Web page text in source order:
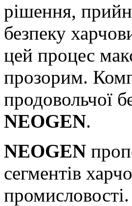
рішення,
безпеку
цей процес
прозорим.
продовольчої
NEOGEN.
NEOGEN
сегментів